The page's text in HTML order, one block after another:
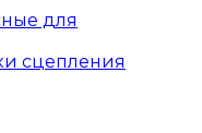
для
сцепления